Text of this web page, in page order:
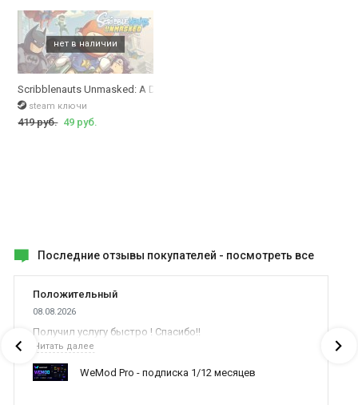
Scribblenauts Unmasked: A DC Comics Adventure
steam ключи
419 руб. 49 руб.
Последние отзывы покупателей - посмотреть все
Положительный
08.08.2026
Получил услугу быстро ! Спасибо!!
Читать далее
WeMod Pro - подписка 1/12 месяцев